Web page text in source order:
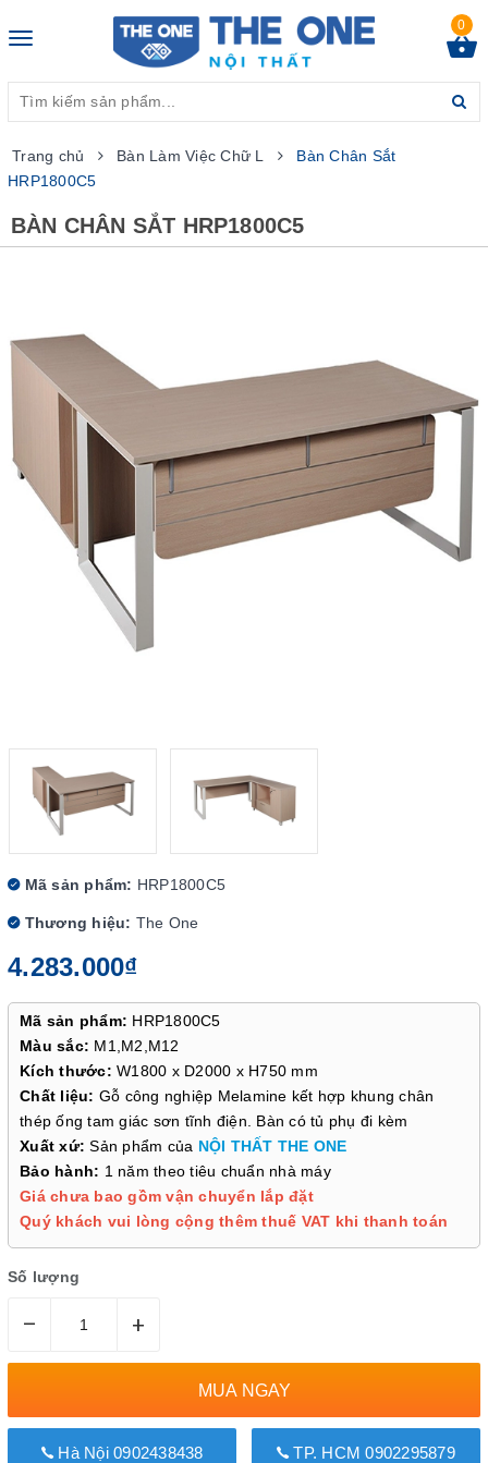
Toggle
0
Trang chủ Bàn Làm Việc Chữ L
Bàn Chân Sắt
HRP1800C5
BÀN CHÂN SẮT HRP1800C5
Mã sản phẩm: HRP1800C5
Thương hiệu: The One
4.283.000₫
Mã sản phẩm: HRP1800C5
Màu sắc: M1,M2,M12
Kích thước: W1800 x D2000 x H750 mm
Chất liệu: Gỗ công nghiệp Melamine kết hợp khung chân
thép ống tam giác sơn tĩnh điện. Bàn có tủ phụ đi kèm
Xuất xứ: Sản phẩm của NỘI THẤT THE ONE
Bảo hành: 1 năm theo tiêu chuẩn nhà máy
Giá chưa bao gồm vận chuyển lắp đặt
Quý khách vui lòng cộng thêm thuế VAT khi thanh toán
Số lượng
– +
MUA NGAY
Hà Nội 0902438438 TP. HCM 0902295879